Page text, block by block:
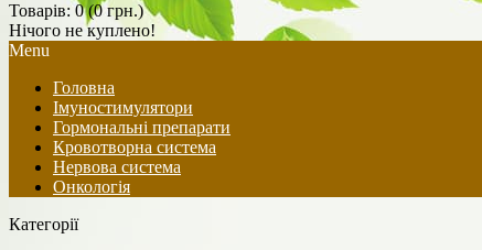
Товарів: 0 (0 грн.)
Нічого не куплено!
Menu
Головна
Імуностимулятори
Гормональні препарати
Кровотворна система
Нервова система
Онкологія
Категорії